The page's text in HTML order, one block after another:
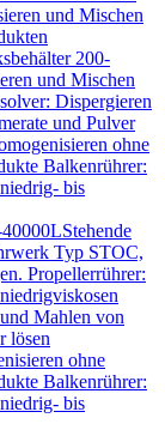
und Mischen
200-
und Mischen
Dispergieren
und Pulver
ohne
Balkenrührer:
bis
Stehende
Typ STOC,
Propellerrührer:
Mahlen von
lösen
ohne
Balkenrührer:
bis